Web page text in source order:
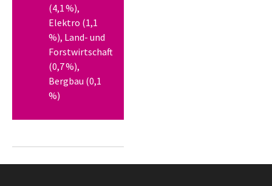
(4,1 %),
Elektro (1,1
%), Land- und
Forstwirtschaft
(0,7 %),
Bergbau (0,1
%)